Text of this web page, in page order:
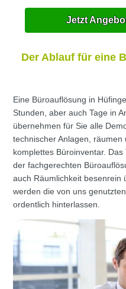
Jetzt
Der Ablauf für eine
Eine Büroauflösung in
Stunden, aber auch Tage in
übernehmen für Sie alle
technischer Anlagen,
komplettes Büroinventar.
der fachgerechten
auch Räumlichkeit besenrein
werden die von uns
ordentlich hinterlassen.